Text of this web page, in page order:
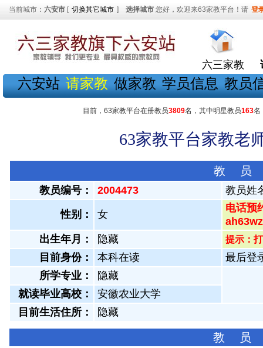
当前城市： 六安市 [ 切换其它城市 ] 选择城市 您好，欢迎来63家教平台！请 登
六三家教
六安站 请家教 做家教 学员信息 教员
目前，63家教平台在册教员3809名，其中明星教员163名
63家教平台家教老
教 员
教员编号： 2004473 教员姓
性别： 女
电话预
出生年月：
隐藏 提示：
目前身份： 本科在读
最后登
所学专业：
隐藏
就读毕业高校：
安徽农业大学
目前生活住所：
隐藏
教 员